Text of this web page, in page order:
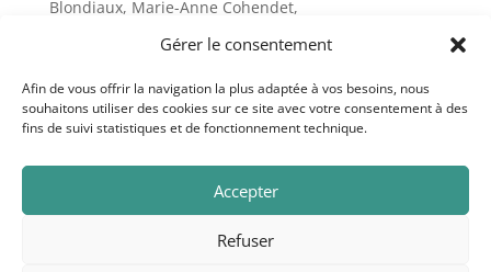
Gérer le consentement
Afin de vous offrir la navigation la plus adaptée à vos besoins, nous
souhaitons utiliser des cookies sur ce site avec votre consentement à des
fins de suivi statistiques et de fonctionnement technique.
Accepter
Refuser
Blondiaux, Marie-Anne Cohendet,
Jean-Michel Fourniau, Bastien François, Philippe
Marzolf, Yves Sintomer , éditions
Odile Jacob,2011.
Au trésor des souffles. Copyright © 2020. Crédits
photo: Curioso Photography.